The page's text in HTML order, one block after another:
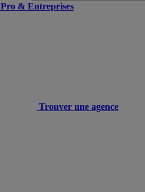
Pro & Entreprises
Trouver une agence